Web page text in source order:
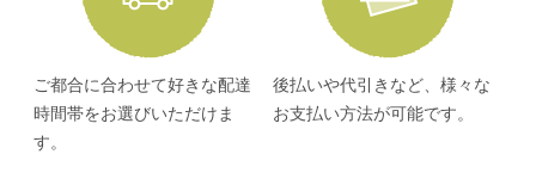
ご都合に合わせて好きな配達
時間帯をお選びいただけま
す。
後払いや代引きなど、様々な
お支払い方法が可能です。